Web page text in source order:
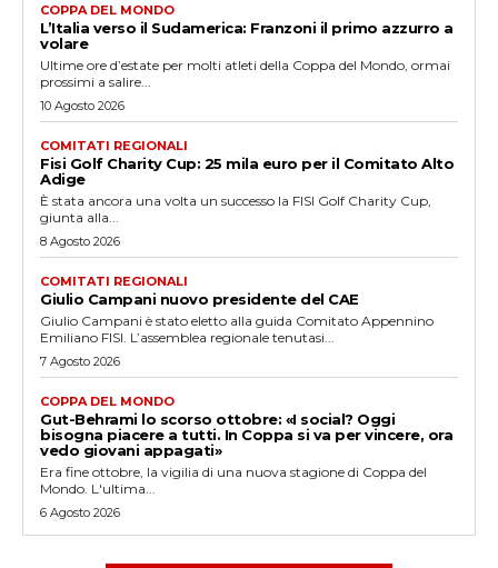
COPPA DEL MONDO
L’Italia verso il Sudamerica: Franzoni il primo azzurro a
volare
Ultime ore d’estate per molti atleti della Coppa del Mondo, ormai
prossimi a salire...
10 Agosto 2026
COMITATI REGIONALI
Fisi Golf Charity Cup: 25 mila euro per il Comitato Alto
Adige
È stata ancora una volta un successo la FISI Golf Charity Cup,
giunta alla...
8 Agosto 2026
COMITATI REGIONALI
Giulio Campani nuovo presidente del CAE
Giulio Campani è stato eletto alla guida Comitato Appennino
Emiliano FISI. L’assemblea regionale tenutasi...
7 Agosto 2026
COPPA DEL MONDO
Gut-Behrami lo scorso ottobre: «I social? Oggi
bisogna piacere a tutti. In Coppa si va per vincere, ora
vedo giovani appagati»
Era fine ottobre, la vigilia di una nuova stagione di Coppa del
Mondo. L'ultima...
6 Agosto 2026